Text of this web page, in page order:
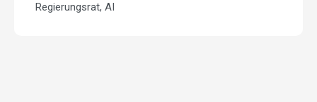
Regierungsrat, AI